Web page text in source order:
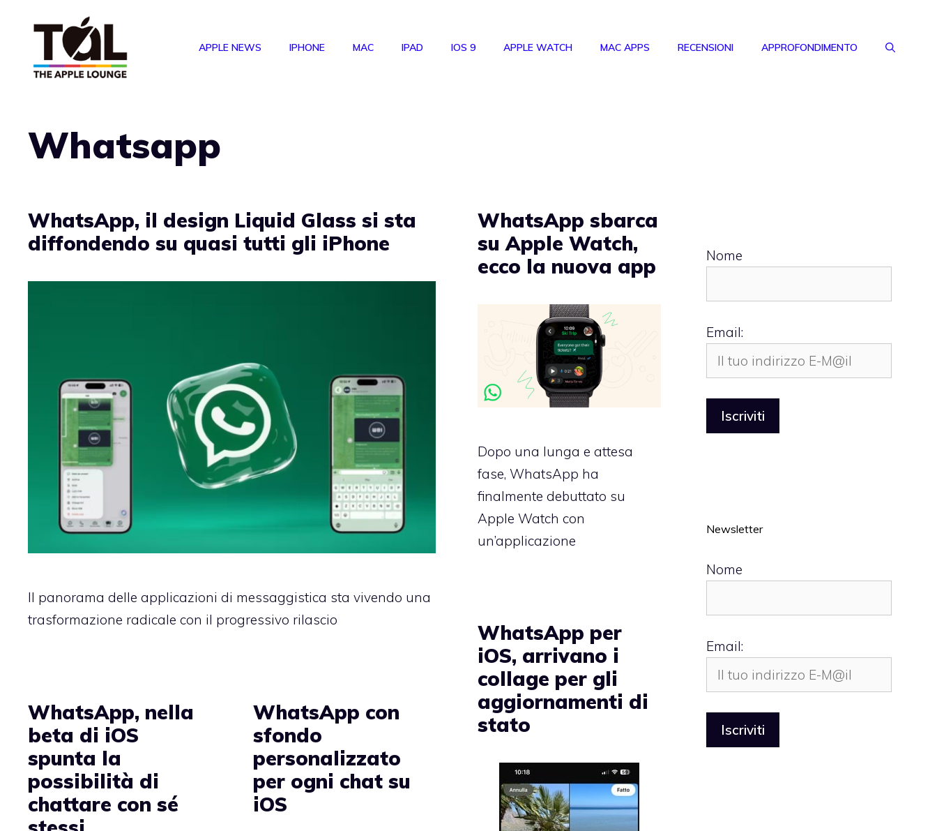
APPLE NEWS IPHONE MAC IPAD IOS 9 APPLE WATCH MAC APPS RECENSIONI APPROFONDIMENTO
Whatsapp
WhatsApp, il design Liquid Glass si sta
diffondendo su quasi tutti gli iPhone
Il panorama delle applicazioni di messaggistica sta vivendo una
trasformazione radicale con il progressivo rilascio
WhatsApp sbarca
su Apple Watch,
ecco la nuova app
Dopo una lunga e attesa
fase, WhatsApp ha
finalmente debuttato su
Apple Watch con
un’applicazione
WhatsApp per
iOS, arrivano i
collage per gli
aggiornamenti di
stato
WhatsApp, nella
beta di iOS
spunta la
possibilità di
chattare con sé
WhatsApp con
sfondo
personalizzato
per ogni chat su
iOS
Nome
Email:
Newsletter
Nome
Email: